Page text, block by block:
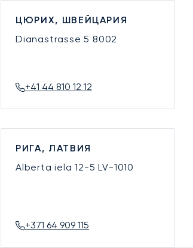
ЦЮРИХ, ШВЕЙЦАРИЯ
Dianastrasse 5 8002
+41 44 810 12 12
РИГА, ЛАТВИЯ
Alberta iela 12-5LV-1010
+371 64 909 115